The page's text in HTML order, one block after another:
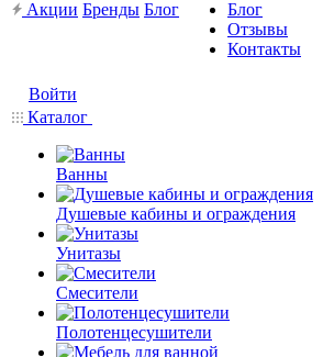
Акции Бренды Блог
Блог
Отзывы
Контакты
Войти
Каталог
Ванны
Душевые кабины и ограждения
Унитазы
Смесители
Полотенцесушители